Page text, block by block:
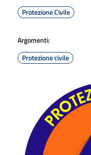
Protezione Civile
Argomenti:
Protezione civile